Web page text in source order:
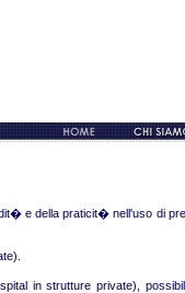
e della praticit� nell'uso di
in strutture private),